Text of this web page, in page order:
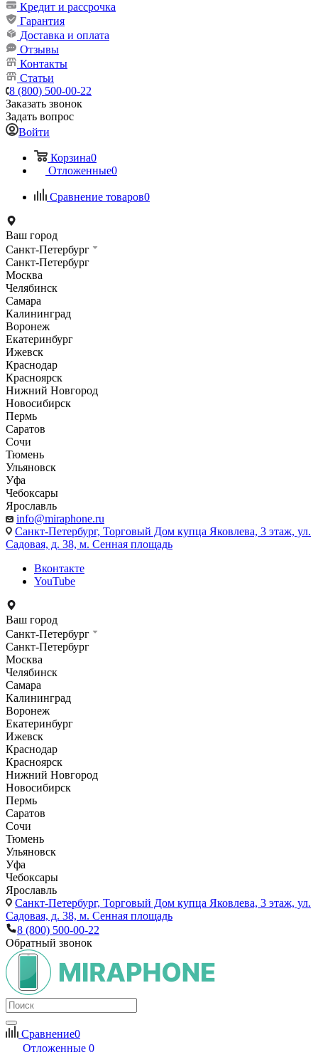
Кредит и рассрочка
Гарантия
Доставка и оплата
Отзывы
Контакты
Статьи
8 (800) 500-00-22
Заказать звонок
Задать вопрос
Войти
Корзина0
Отложенные0
Сравнение товаров0
Ваш город
Санкт-Петербург
Санкт-Петербург
Москва
Челябинск
Самара
Калининград
Воронеж
Екатеринбург
Ижевск
Краснодар
Красноярск
Нижний Новгород
Новосибирск
Пермь
Саратов
Сочи
Тюмень
Ульяновск
Уфа
Чебоксары
Ярославль
info@miraphone.ru
Санкт-Петербург, Торговый Дом купца Яковлева, 3 этаж, ул.
Садовая, д. 38, м. Сенная площадь
Вконтакте
YouTube
Ваш город
Санкт-Петербург
Санкт-Петербург
Москва
Челябинск
Самара
Калининград
Воронеж
Екатеринбург
Ижевск
Краснодар
Красноярск
Нижний Новгород
Новосибирск
Пермь
Саратов
Сочи
Тюмень
Ульяновск
Уфа
Чебоксары
Ярославль
Санкт-Петербург, Торговый Дом купца Яковлева, 3 этаж, ул.
Садовая, д. 38, м. Сенная площадь
8 (800) 500-00-22
Обратный звонок
Сравнение0
Отложенные 0